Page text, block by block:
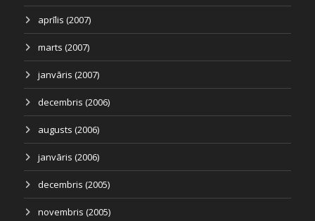
aprīlis (2007)
marts (2007)
janvāris (2007)
decembris (2006)
augusts (2006)
janvāris (2006)
decembris (2005)
novembris (2005)